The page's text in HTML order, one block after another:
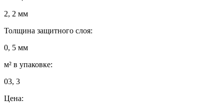
2, 2 мм
Толщина защитного слоя:
0, 5 мм
м² в упаковке:
03, 3
Цена: